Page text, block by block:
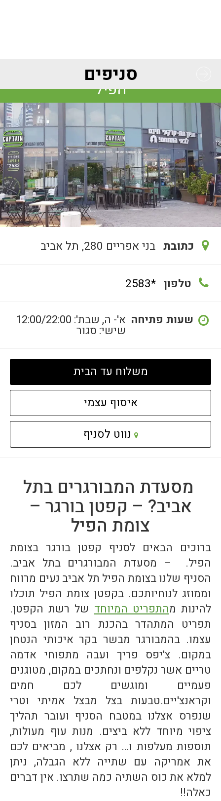
סניפים
קפטן המבורגר בתל אביב – צומת
הפיל
כתובת בני אפריים 280, תל אביב
טלפון *2583
שעות פתיחה א'- ה, שבת': 12:00/22:00
שישי: סגור
משלוח עד הבית
איסוף עצמי
נווט לסניף
לאתר
-
פתיחה
בחלון
חדש
מסעדת המבורגרים בתל
אביב? – קפטן בורגר –
צומת הפיל
ברוכים הבאים לסניף קפטן בורגר בצומת
הפיל. – מסעדת המבורגרים בתל אביב.
הסניף שלנו בצומת הפיל תל אביב נעים מרווח
וממוזג לנוחיותכם. בקפטן צומת הפיל תוכלו
להינות מהתפריט המיוחד של רשת הקפטן.
תפריט המתהדר בהכנת רוב המזון בסניף
עצמו. בהמבורגר מבשר בקר איכותי הנטחן
במקום. צ'יפס פריך ועבה מתפוחי אדמה
טריים אשר נקלפים ונחתכים במקום, מטוגנים
פעמיים ומוגשים לכם חמים
וקראנצ'יים.טבעות בצל מבצל אמיתי וטרי
שנפרס אצלנו במטבח הסניף ועובר תהליך
ציפוי מיוחד ללא ביצים. מנות עוף מעולות,
תוספות מעלפות ו… רק אצלנו , מביאים לכם
את אמריקה עם שתייה ללא הגבלה, ניתן
למלא את כוס השתיה כמה שתרצו. אין דברים
כאלה!!